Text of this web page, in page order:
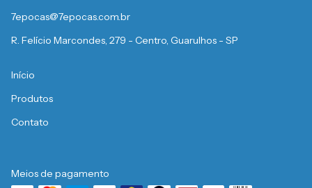
7epocas@7epocas.com.br
R. Felício Marcondes, 279 - Centro, Guarulhos - SP
Início
Produtos
Contato
Meios de pagamento